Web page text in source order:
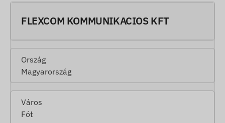
FLEXCOM KOMMUNIKACIOS KFT
Ország
Magyarország
Város
Fót